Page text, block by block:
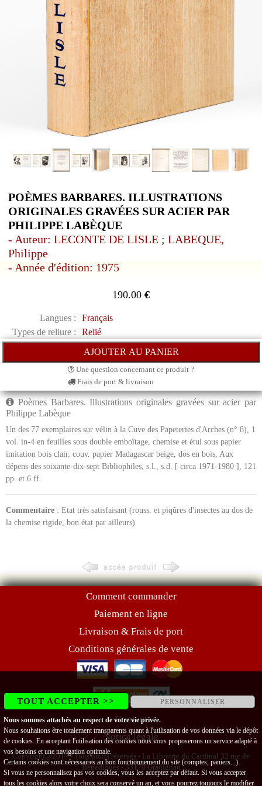
POÈMES BARBARES. ILLUSTRATIONS
ORIGINALES GRAVÉES SUR ACIER PAR
PHILIPPE LABÈQUE
- Auteur: LECONTE DE LISLE ; LABEQUE,
Philippe
- Année d'édition: 1975
190.00 €
Langues :
Français
Types de reliure :
Relié
Une question concernant ce produit ?
Frais de port & livraison
Poèmes Barbares. Illustrations originales gravées sur acier par
Philippe Labèque
Un des 77 exemplaires sur vélin à la Cuve des Papeteries d'Arches (n° 8), 1
vol. in-4 en feuilles sous double emboîtage, chemise et étui sous papier
imitation bois clair, couv. papier Madagascar beige, dos en bois, Aux
dépens des soixante-dix-sept Bibliophiles, s.l., s.d. [ circa 1971-1980 ], 121
pp. et 6 ff.
Commentaire : Etat très satisfaisant (rouss. et piqûres d'insectes au dos de
la chemise rigide, bon état par ailleurs)
Comment commander
Paiement en ligne
Livraison & Frais de port
Conditions générales de vente
Contact
Notice légale
Copyright@2019 - Tous droits réservés - La Librairie du Cardinal 32 rue de
Bénédigues - 33170 Gradignan
TOUT ACCEPTER >> PERSONNALISER
Nous sommes attachés au respect de votre vie privée.
Nous souhaitons être totalement transparents quant à l'utilisation de vos données via le dépôt
de cookies. En acceptant l'utilisation des cookies nous vous proposerons un service adapté à
vos besoins et une navigation optimale.
Certains cookies sont nécessaires au bon fonctionnement du site (comptes, paniers...).
Si vous ne personnalisez pas vos cookies, vous les acceptez par défaut. Si vous accepter
tous les cookies alors votre choix sera conservé un an, et vous pourrez toujours le modifier